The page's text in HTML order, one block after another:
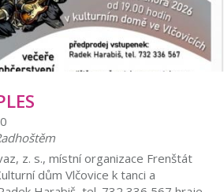
z. s., místní organizace Frenštát
dům Vlčovice k tanci a